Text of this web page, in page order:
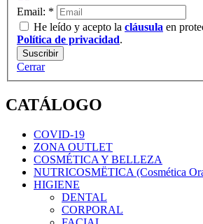
Email: *
He leído y acepto la cláusula en
Política de privacidad.
Cerrar
CATÁLOGO
COVID-19
ZONA OUTLET
COSMÉTICA Y BELLEZA
NUTRICOSMËTICA (Cosmética
HIGIENE
DENTAL
CORPORAL